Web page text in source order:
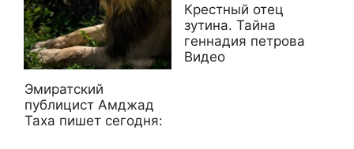
Эмиратский
публицист Амджад
Таха пишет сегодня:
Крестный отец
зутина. Тайна
геннадия петрова
Видео